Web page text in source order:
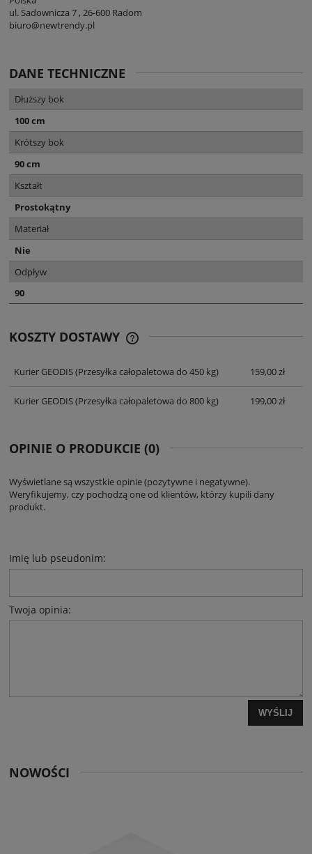
ul. Sadownicza 7 , 26-600 Radom
biuro@newtrendy.pl
DANE TECHNICZNE
Dłuższy bok
100 cm
Krótszy bok
90 cm
Kształt
Prostokątny
Materiał
Nie
Odpływ
90
KOSZTY DOSTAWY
Kurier GEODIS(Przesyłka całopaletowa do 450 kg) 159,00 zł
Kurier GEODIS(Przesyłka całopaletowa do 800 kg) 199,00 zł
OPINIE O PRODUKCIE (0)
Wyświetlane są wszystkie opinie (pozytywne i negatywne).
Weryfikujemy, czy pochodzą one od klientów, którzy kupili dany
produkt.
Imię lub pseudonim:
Twoja opinia:
WYŚLIJ
NOWOŚCI